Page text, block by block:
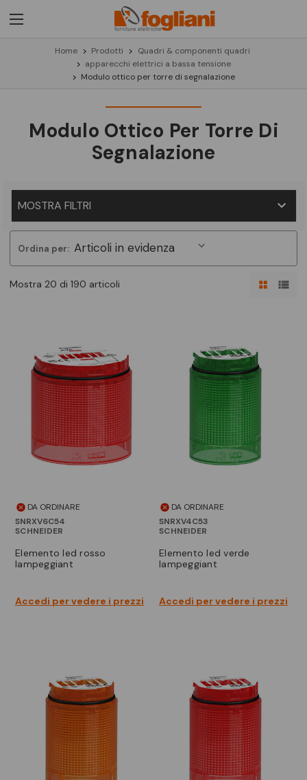
Home Prodotti
Quadri & componenti quadri
apparecchi elettrici a bassa tensione
Modulo ottico per torre di segnalazione
Modulo Ottico Per Torre Di
Segnalazione
MOSTRA FILTRI
Mostra 20 di 190 articoli
Ordina per:
DA ORDINARE
SNRXV6C54
SCHNEIDER
elemento led rosso
lampeggiant
Accedi per vedere i prezzi
DA ORDINARE
SNRXV4C53
SCHNEIDER
elemento led verde
lampeggiant
Accedi per vedere i prezzi